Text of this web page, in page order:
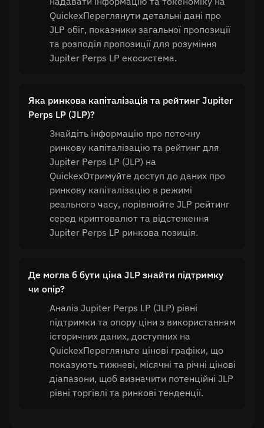
QuickexПереглянути детальні дані про
JLP обіг, показники загальної пропозиції
та розподіл пропозиції для розуміння
Jupiter Perps LP екосистема.
Яка ринкова капіталізація та рейтинг Jupiter
Perps LP (JLP)?
Знайдіть інформацію про поточну
ринкову капіталізацію та рейтинг для
Jupiter Perps LP (JLP) на
QuickexОтримуйте доступ до даних про
ринкову капіталізацію в режимі
реального часу, порівнюйте JLP рейтинг
серед криптовалют та відстеження
Jupiter Perps LP ринкова позиція.
Де могла б бути ціна JLP знайти підтримку
чи опір?
Аналіз Jupiter Perps LP (JLP) рівні
підтримки та опору ціни з використанням
історичних даних, доступних на
QuickexПерегляньте цінові графіки, що
показують тижневі, місячні та річні цінові
діапазони, щоб визначити потенційні JLP
рівні торгівлі та ринкові тенденції.